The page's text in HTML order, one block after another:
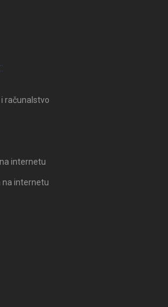
računalstvo
internetu
na internetu